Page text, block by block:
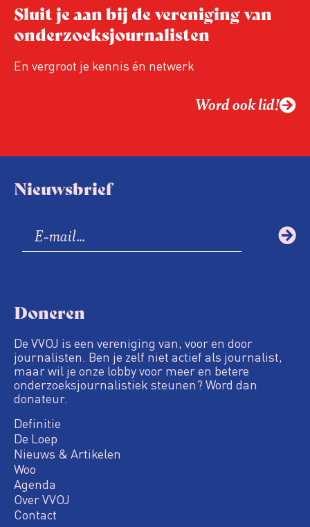
Sluit je aan bij de vereniging van
onderzoeksjournalisten
En vergroot je kennis én netwerk
Word ook lid!
Nieuwsbrief
Doneren
De VVOJ is een vereniging van, voor en door
journalisten. Ben je zelf niet actief als journalist,
maar wil je onze lobby voor meer en betere
onderzoeksjournalistiek steunen? Word dan
donateur.
Definitie
De Loep
Nieuws & Artikelen
Woo
Agenda
Over VVOJ
Contact